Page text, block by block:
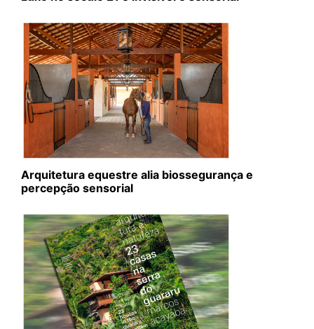
Arquitetura equestre alia biossegurança e
percepção sensorial